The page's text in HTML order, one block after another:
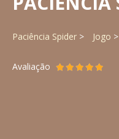
Paciência Spider Jogo
Avaliação